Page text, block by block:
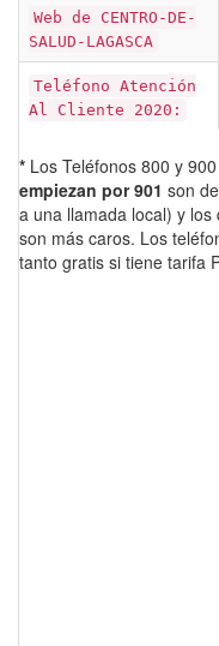
Web de CENTRO-DE-
SALUD-LAGASCA
Teléfono Atención
Al Cliente 2020:
* Los Teléfonos 800 y
empiezan por 901 son
a una llamada local) y los
son más caros. Los
tanto gratis si tiene tarifa